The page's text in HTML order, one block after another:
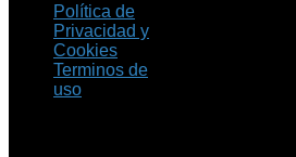
Política de
Privacidad y
Cookies
Terminos de
uso